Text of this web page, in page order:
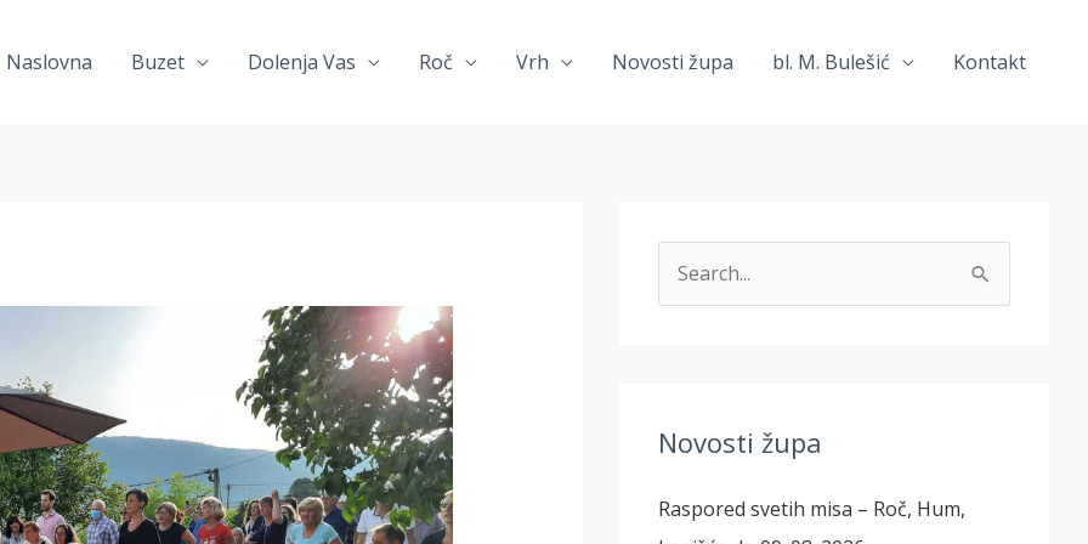
Naslovna Buzet Dolenja Vas Roč Vrh Novosti župa bl. M. Bulešić Kontakt
iNovosti župa
Raspored svetih misa – Roč, Hum,